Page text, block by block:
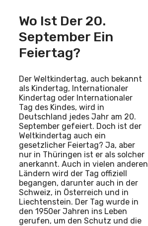
Wo Ist Der 20.
September Ein
Feiertag?
Der Weltkindertag, auch bekannt
als Kindertag, Internationaler
Kindertag oder Internationaler
Tag des Kindes, wird in
Deutschland jedes Jahr am 20.
September gefeiert. Doch ist der
Weltkindertag auch ein
gesetzlicher Feiertag? Ja, aber
nur in Thüringen ist er als solcher
anerkannt. Auch in vielen anderen
Ländern wird der Tag offiziell
begangen, darunter auch in der
Schweiz, in Österreich und in
Liechtenstein. Der Tag wurde in
den 1950er Jahren ins Leben
gerufen, um den Schutz und die